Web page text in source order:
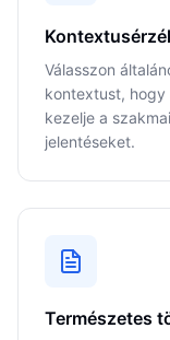
Válasszon
kontextust,
kezelje a
jelentéseket.
Természetes